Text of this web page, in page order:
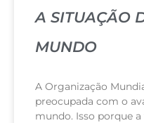
A SITUAÇÃO
MUNDO
A Organização
preocupada com o
mundo. Isso porque